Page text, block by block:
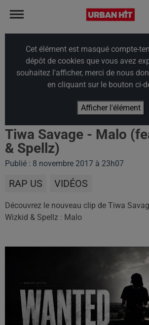
Cet élément est masqué compte-
dépôt de cookies que vous avez
souhaitez l'afficher, merci de nous
en cliquant sur le bouton ci-
Afficher l'élément
Tiwa Savage - Malo
& Spellz)
Publié : 8 novembre 2017 à 23h07
RAP US VIDÉOS
Découvrez le nouveau clip de Tiwa
Wizkid & Spellz : Malo